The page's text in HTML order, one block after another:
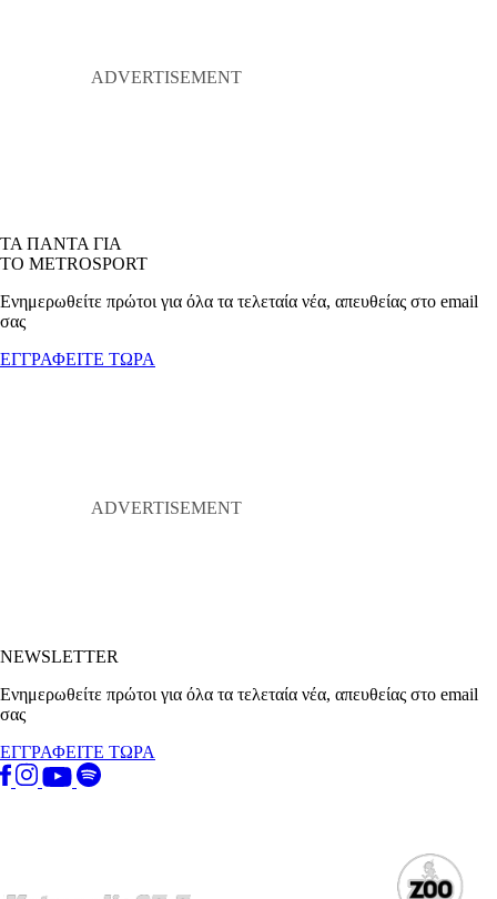
ΤΑ ΠΑΝΤΑ ΓΙΑ
ΤΟ METROSPORT
Ενημερωθείτε πρώτοι για όλα τα τελεταία νέα, απευθείας στο email
σας
ΕΓΓΡΑΦΕΙΤΕ ΤΩΡΑ
NEWSLETTER
Ενημερωθείτε πρώτοι για όλα τα τελεταία νέα, απευθείας στο email
σας
ΕΓΓΡΑΦΕΙΤΕ ΤΩΡΑ